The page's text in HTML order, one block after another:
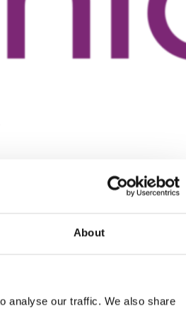
About
analyse our traffic. We also share
Hier